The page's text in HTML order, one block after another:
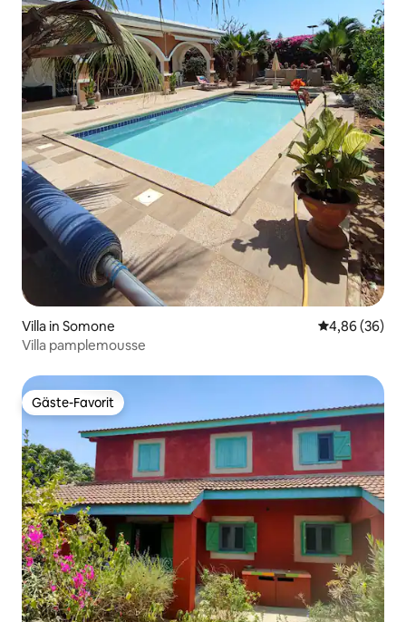
Villa in Somone
4,86 (36)
Villa pamplemousse
Gäste-Favorit
Gäste-Favorit